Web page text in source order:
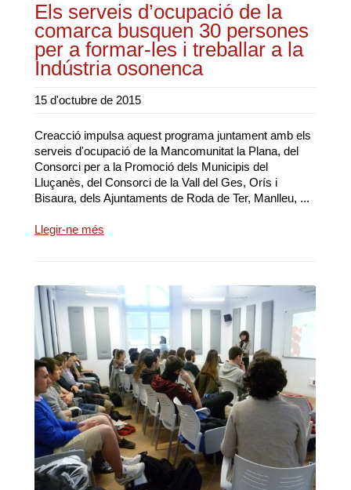
Els serveis d’ocupació de la
comarca busquen 30 persones
per a formar-les i treballar a la
Indústria osonenca
15 d'octubre de 2015
Creacció impulsa aquest programa juntament amb els
serveis d'ocupació de la Mancomunitat la Plana, del
Consorci per a la Promoció dels Municipis del
Lluçanès, del Consorci de la Vall del Ges, Orís i
Bisaura, dels Ajuntaments de Roda de Ter, Manlleu, ...
Llegir-ne més